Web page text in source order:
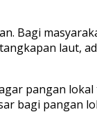
Bagi
laut,
pangan
bagi pangan